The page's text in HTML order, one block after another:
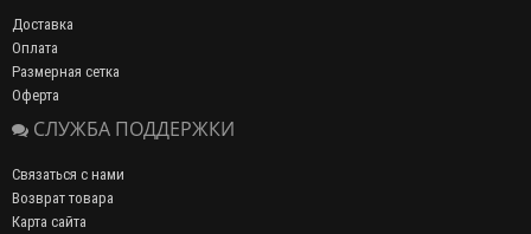
Доставка
Оплата
Размерная сетка
Оферта
СЛУЖБА ПОДДЕРЖКИ
Связаться с нами
Возврат товара
Карта сайта